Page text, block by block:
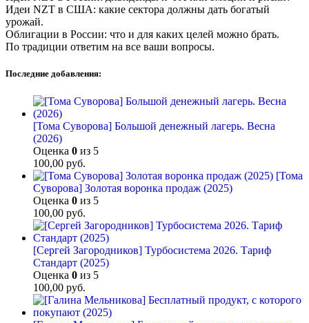
Идеи NZT в США: какие сектора должны дать богатый
урожай.
Облигации в России: что и для каких целей можно брать.
По традиции ответим на все ваши вопросы.
Последние добавления:
[Тома Суворова] Большой денежный лагерь. Весна
(2026)
Оценка 0 из 5
100,00 руб.
[Тома
Суворова] Золотая воронка продаж (2025)
Оценка 0 из 5
100,00 руб.
[Сергей Загородников] Турбосистема 2026. Тариф
Стандарт (2025)
Оценка 0 из 5
100,00 руб.